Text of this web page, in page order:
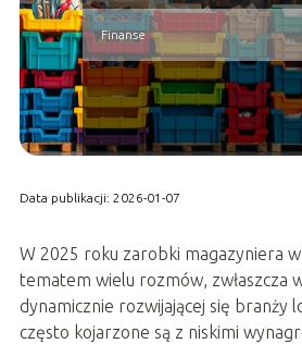
Finanse
Data publikacji: 2026-01-07
W 2025 roku zarobki magazyniera w
tematem wielu rozmów, zwłaszcza
dynamicznie rozwijającej się branży
często kojarzone są z niskimi